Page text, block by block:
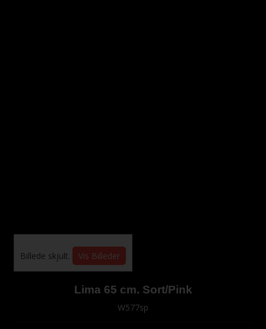
Billede skjult. Vis Billeder
Lima 65 cm. Sort/Pink
W577sp